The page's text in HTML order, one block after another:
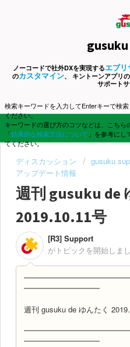
ノーコードで社外DXを実現するエブリ
のカスタマイン、 キントーンアプリ
サポートサ
検索キーワードを入力してEnterキーで検索
ください。
キーワードの選び方のコツなどは、こちら
「効果的な検索方法について 」を参考にし
てください。
ディスカッション gusuku
アップデート情報
週刊 gusuku de
2019.10.11号
[R3] Support
がトピックを開始しま
━━━━━━━━━━
週刊 gusuku de ゆんたく
━━━━━━━━━━